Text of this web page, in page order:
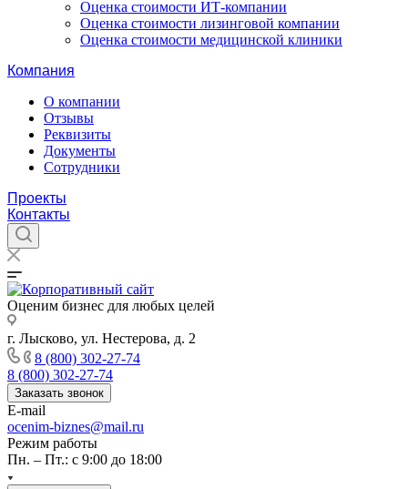
Оценка стоимости ИТ-компании
Оценка стоимости лизинговой компании
Оценка стоимости медицинской клиники
Компания
О компании
Отзывы
Реквизиты
Документы
Сотрудники
Проекты
Контакты
Оценим бизнес для любых целей
г. Лысково, ул. Нестерова, д. 2
8 (800) 302-27-74
8 (800) 302-27-74
Заказать звонок
E-mail
ocenim-biznes@mail.ru
Режим работы
Пн. – Пт.: с 9:00 до 18:00